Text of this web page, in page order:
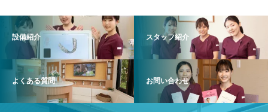
設備紹介 スタッフ紹介
よくある質問 お問い合わせ